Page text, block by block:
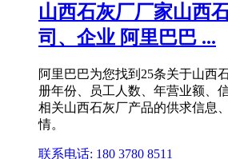
山西石灰厂厂家山西
司、企业 阿里巴巴 ...
阿里巴巴为您找到25条关于山西
册年份、员工人数、年营业额、
相关山西石灰厂产品的供求信息
情。
联系电话: 180 3780 8511